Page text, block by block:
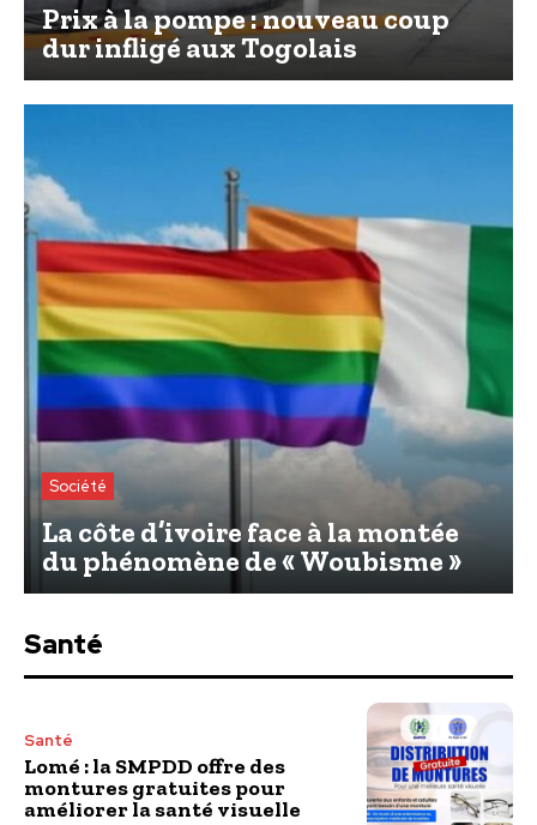
Prix à la pompe : nouveau coup
dur infligé aux Togolais
Société
La côte d’ivoire face à la montée
du phénomène de « Woubisme »
Santé
Santé
Lomé : la SMPDD offre des
montures gratuites pour
améliorer la santé visuelle